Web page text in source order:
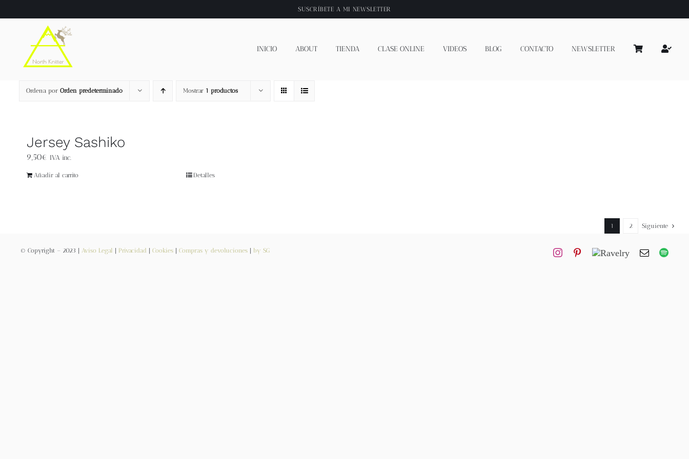
al
SUSCRÍBETE A MI NEWSLETTER
INICIO ABOUT TIENDA CLASE ONLINE VIDEOS BLOG CONTACTO NEWSLETTER
Ordena por Orden predeterminado Mostrar 1 productos
Jersey Sashiko
9,50€ IVA inc.
Añadir al carrito Detalles
1 2 Siguiente
© Copyright – 2023 | Aviso Legal Privacidad Cookies| Compras y devoluciones| by SG